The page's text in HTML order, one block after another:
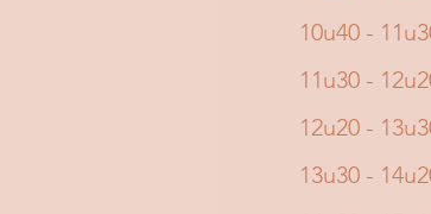
10u40 -
11u30 -
12u20 -
13u30 -